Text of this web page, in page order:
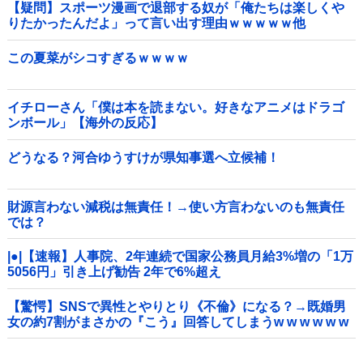
【疑問】スポーツ漫画で退部する奴が「俺たちは楽しくや
りたかったんだよ」って言い出す理由ｗｗｗｗｗ他
この夏菜がシコすぎるｗｗｗｗ
イチローさん「僕は本を読まない。好きなアニメはドラゴ
ンボール」【海外の反応】
どうなる？河合ゆうすけが県知事選へ立候補！
財源言わない減税は無責任！→使い方言わないのも無責任
では？
|●|【速報】人事院、2年連続で国家公務員月給3%増の「1万
5056円」引き上げ勧告 2年で6%超え
【驚愕】SNSで異性とやりとり《不倫》になる？→既婚男
女の約7割がまさかの『こう』回答してしまうw w w w w w
w w